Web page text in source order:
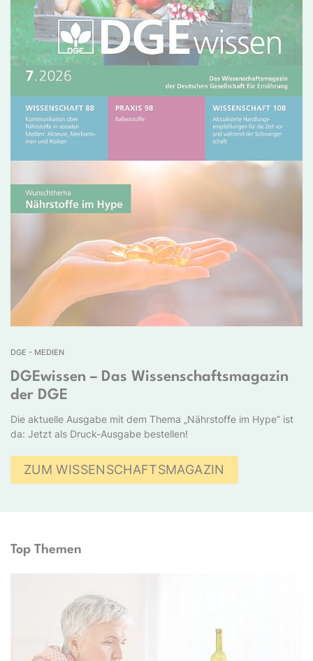
DGE - MEDIEN
DGEwissen – Das Wissenschaftsmagazin
der DGE
Die aktuelle Ausgabe mit dem Thema „Nährstoffe im Hype“ ist
da: Jetzt als Druck-Ausgabe bestellen!
ZUM WISSENSCHAFTSMAGAZIN
Top Themen